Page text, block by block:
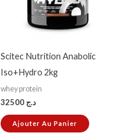
Scitec Nutrition Anabolic
Iso+Hydro 2kg
whey protein
د.ج
Ajouter Au Panier